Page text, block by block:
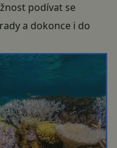
podívat se
a dokonce i do